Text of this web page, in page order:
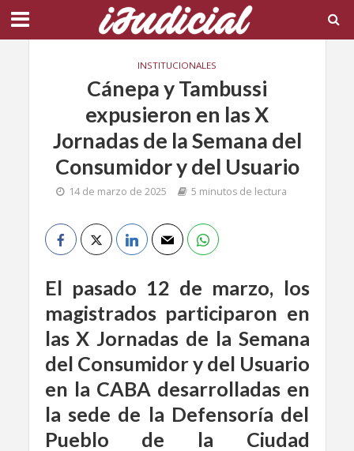
INSTITUCIONALES
Cánepa y Tambussi
expusieron en las X
Jornadas de la Semana del
Consumidor y del Usuario
14 de marzo de 2025 5 minutos de lectura
El pasado 12 de marzo, los
magistrados participaron en
las X Jornadas de la Semana
del Consumidor y del Usuario
en la CABA desarrolladas en
la sede de la Defensoría del
Pueblo de la Ciudad